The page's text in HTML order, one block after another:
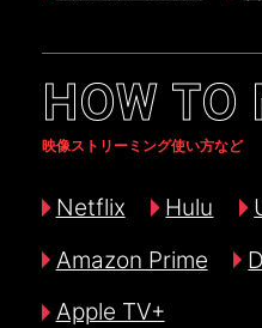
HOW TO
映像ストリーミング使い方など
Netflix Hulu
Amazon Prime
Apple TV+